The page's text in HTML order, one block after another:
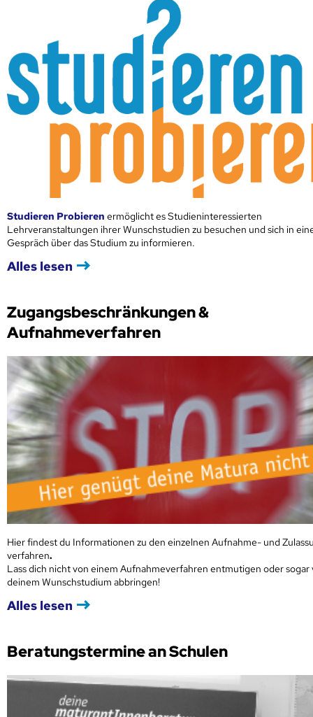
Studieren Probieren ermöglicht es Studieninteressierten
Lehrveranstaltungen ihrer Wunschstudien zu besuchen und sich in
Gespräch über das Studium zu informieren.
Alles lesen
Zugangsbeschränkungen &
Aufnahmeverfahren
Hier findest du Informationen zu den einzelnen Aufnahme- und
verfahren.
Lass dich nicht von einem Aufnahmeverfahren entmutigen oder sogar
deinem Wunschstudium abbringen!
Alles lesen
Beratungstermine an Schulen